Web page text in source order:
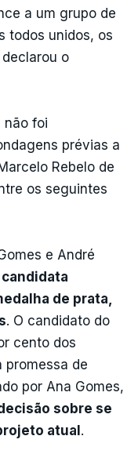
a um grupo de
todos unidos, os
o
não foi
prévias a
Rebelo de
os seguintes
e André
de prata,
. O candidato do
cento dos
promessa de
por Ana Gomes,
sobre se
atual.